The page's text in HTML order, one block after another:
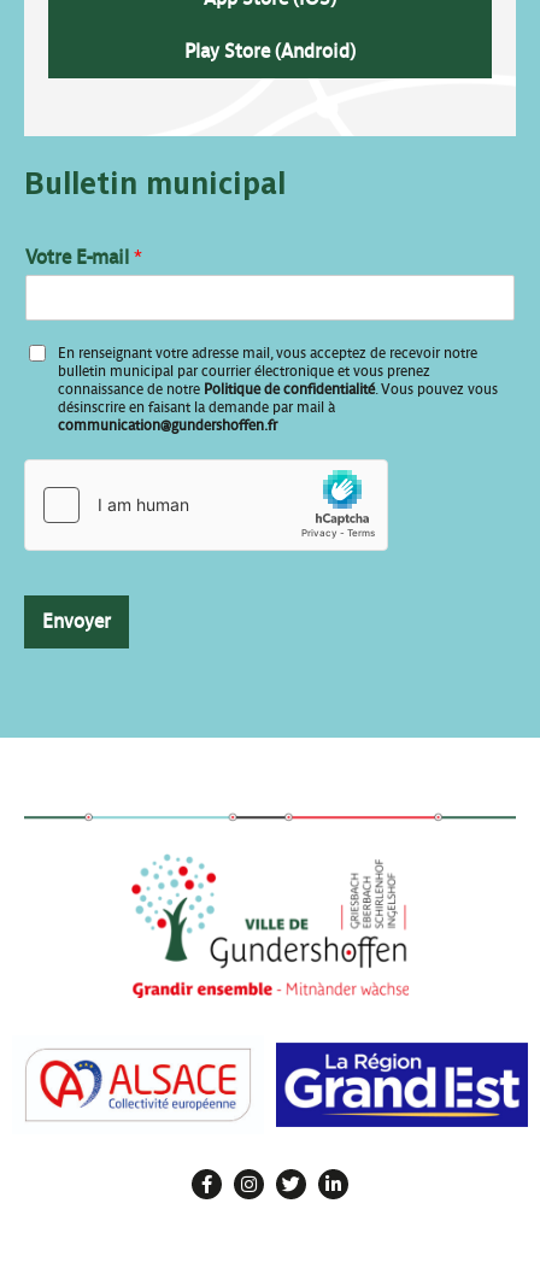
Play Store (Android)
Bulletin municipal
Votre E-mail *
E
l
En renseignant votre adresse mail, vous acceptez de recevoir notre
bulletin municipal par courrier électronique et vous prenez
connaissance de notre Politique de confidentialité. Vous pouvez vous
désinscrire en faisant la demande par mail à
communication@gundershoffen.fr
Envoyer